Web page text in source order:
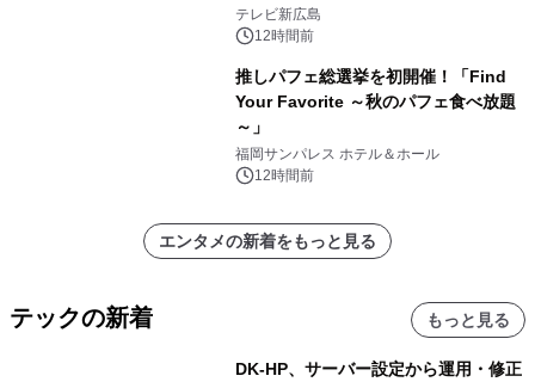
学生を募集
テレビ新広島
12時間前
推しパフェ総選挙を初開催！「Find
Your Favorite ～秋のパフェ食べ放題
～」
福岡サンパレス ホテル＆ホール
12時間前
エンタメの新着をもっと見る
テックの新着 もっと見る
DK-HP、サーバー設定から運用・修正